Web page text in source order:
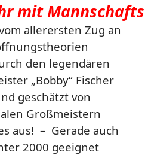
mit
allerersten Zug an
den legendären
„Bobby“ Fischer
geschätzt von
Großmeistern
aus! – Gerade auch
2000 geeignet